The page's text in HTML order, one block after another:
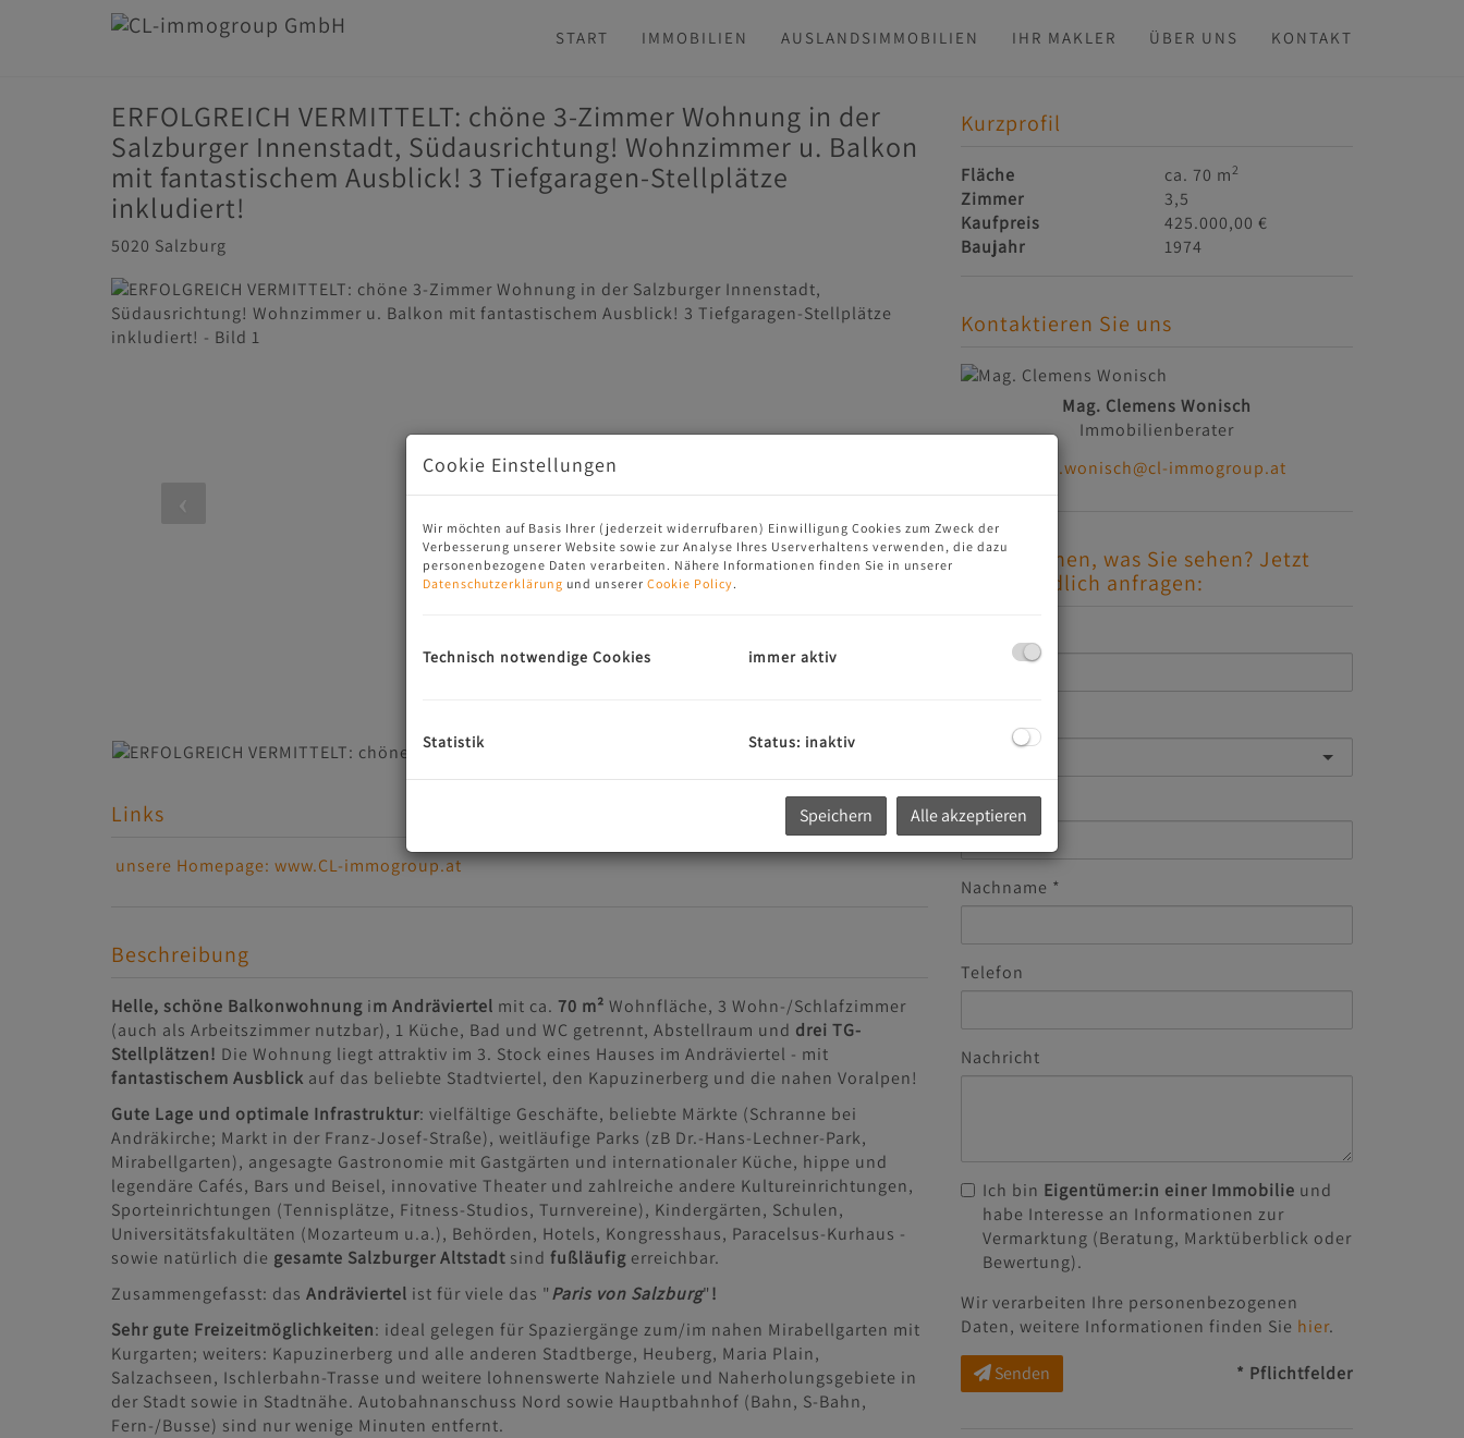
START IMMOBILIEN AUSLANDSIMMOBILIEN IHR MAKLER ÜBER UNS KONTAKT
ERFOLGREICH VERMITTELT: chöne 3-Zimmer Wohnung in der
Salzburger Innenstadt, Südausrichtung! Wohnzimmer u. Balkon
mit fantastischem Ausblick! 3 Tiefgaragen-Stellplätze
inkludiert!
5020 Salzburg
Links
unsere Homepage: www.CL-immogroup.at
Beschreibung
Helle, schöne Balkonwohnung im Andräviertel mit ca. 70 m² Wohnfläche, 3 Wohn-/Schlafzimmer
(auch als Arbeitszimmer nutzbar), 1 Küche, Bad und WC getrennt, Abstellraum und drei TG-
Stellplätzen! Die Wohnung liegt attraktiv im 3. Stock eines Hauses im Andräviertel - mit
fantastischem Ausblick auf das beliebte Stadtviertel, den Kapuzinerberg und die nahen Voralpen!
Gute Lage und optimale Infrastruktur: vielfältige Geschäfte, beliebte Märkte (Schranne bei
Andräkirche; Markt in der Franz-Josef-Straße), weitläufige Parks (zB Dr.-Hans-Lechner-Park,
Mirabellgarten), angesagte Gastronomie mit Gastgärten und internationaler Küche, hippe und
legendäre Cafés, Bars und Beisel, innovative Theater und zahlreiche andere Kultureinrichtungen,
Sporteinrichtungen (Tennisplätze, Fitness-Studios, Turnvereine), Kindergärten, Schulen,
Universitätsfakultäten (Mozarteum u.a.), Behörden, Hotels, Kongresshaus, Paracelsus-Kurhaus -
sowie natürlich die gesamte Salzburger Altstadt sind fußläufig erreichbar.
Zusammengefasst: das Andräviertel ist für viele das "Paris von Salzburg"!
Sehr gute Freizeitmöglichkeiten: ideal gelegen für Spaziergänge zum/im nahen Mirabellgarten mit
Kurgarten; weiters: Kapuzinerberg und alle anderen Stadtberge, Heuberg, Maria Plain,
Salzachseen, Ischlerbahn-Trasse und weitere lohnenswerte Nahziele und Naherholungsgebiete in
der Stadt sowie in Stadtnähe. Autobahnanschuss Nord sowie Hauptbahnhof (Bahn, S-Bahn,
Fern-/Busse) sind nur wenige Minuten entfernt.
Kurzprofil
Fläche ca. 70 m2
Zimmer
3,5
Kaufpreis
425.000,00 €
Baujahr
1974
Kontaktieren Sie uns
Mag. Clemens Wonisch
Immobilienberater
c.wonisch@cl-immogroup.at
Gefällt Ihnen, was Sie sehen? Jetzt
unverbindlich anfragen:
Vorname
Nachname
Telefon
Nachricht
Ich bin Eigentümer:in einer Immobilie und
habe Interesse an Informationen zur
Vermarktung (Beratung, Marktüberblick oder
Bewertung).
Wir verarbeiten Ihre personenbezogenen
Daten, weitere Informationen finden Sie hier.
Senden * Pflichtfelder
Cookie Einstellungen
Wir möchten auf Basis Ihrer (jederzeit widerrufbaren) Einwilligung Cookies zum Zweck der
Verbesserung unserer Website sowie zur Analyse Ihres Userverhaltens verwenden, die dazu
personenbezogene Daten verarbeiten. Nähere Informationen finden Sie in unserer
Datenschutzerklärung und unserer Cookie Policy.
Technisch notwendige Cookies immer aktiv
Statistik Status: inaktiv
Speichern Alle akzeptieren